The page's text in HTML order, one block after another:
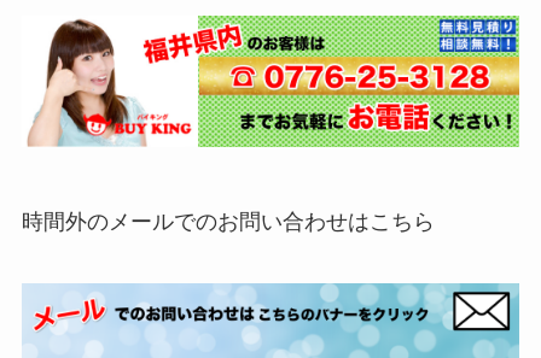
時間外のメールでのお問い合わせはこちら